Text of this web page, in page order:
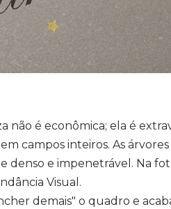
não é econômica; ela é
campos inteiros. As
denso e impenetrável. Na
Visual.
demais" o quadro e